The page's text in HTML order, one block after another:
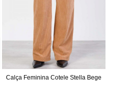
Calça Feminina Cotele Stella Bege